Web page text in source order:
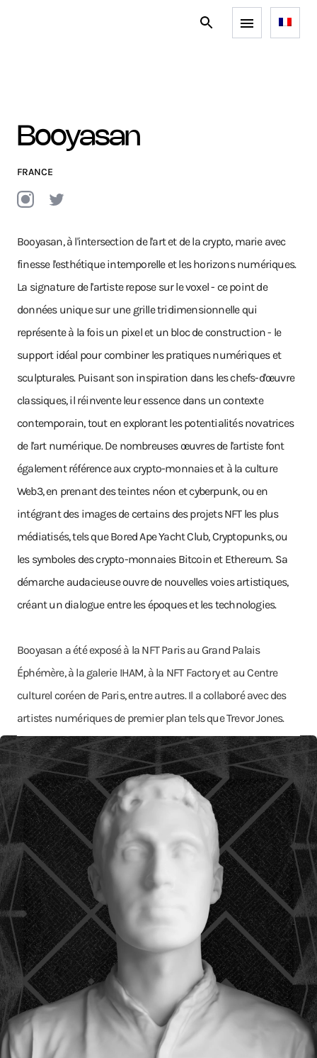
Booyasan
FRANCE
Booyasan, à l'intersection de l'art et de la crypto, marie avec
finesse l'esthétique intemporelle et les horizons numériques.
La signature de l'artiste repose sur le voxel - ce point de
données unique sur une grille tridimensionnelle qui
représente à la fois un pixel et un bloc de construction - le
support idéal pour combiner les pratiques numériques et
sculpturales. Puisant son inspiration dans les chefs-d'œuvre
classiques, il réinvente leur essence dans un contexte
contemporain, tout en explorant les potentialités novatrices
de l'art numérique. De nombreuses œuvres de l'artiste font
également référence aux crypto-monnaies et à la culture
Web3, en prenant des teintes néon et cyberpunk, ou en
intégrant des images de certains des projets NFT les plus
médiatisés, tels que Bored Ape Yacht Club, Cryptopunks, ou
les symboles des crypto-monnaies Bitcoin et Ethereum. Sa
démarche audacieuse ouvre de nouvelles voies artistiques,
créant un dialogue entre les époques et les technologies.
Booyasan a été exposé à la NFT Paris au Grand Palais
Éphémère, à la galerie IHAM, à la NFT Factory et au Centre
culturel coréen de Paris, entre autres. Il a collaboré avec des
artistes numériques de premier plan tels que Trevor Jones.